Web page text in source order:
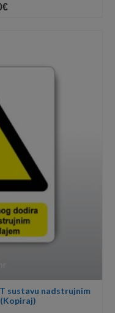
€Price
sustavu nadstrujnim